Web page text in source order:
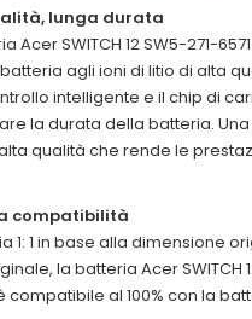
lunga durata
Acer SWITCH 12 SW5-271-6571
agli ioni di litio di alta
intelligente e il chip di
la durata della batteria.
qualità che rende le
compatibilità
1: 1 in base alla dimensione
la batteria Acer SWITCH
compatibile al 100% con la